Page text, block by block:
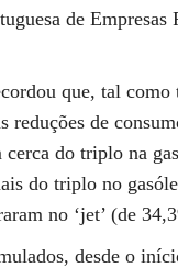
de Empresas
que, tal
reduções de
do triplo na
do triplo no
no ‘jet’ (de
desde o